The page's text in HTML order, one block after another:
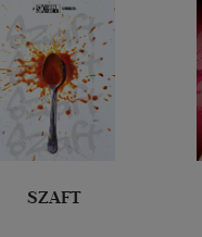
SZAFT